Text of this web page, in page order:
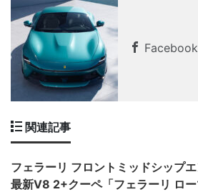
Facebook
関連記事
フェラーリ フロントミッドシップ
最新V8 2+クーペ「フェラーリ ロ